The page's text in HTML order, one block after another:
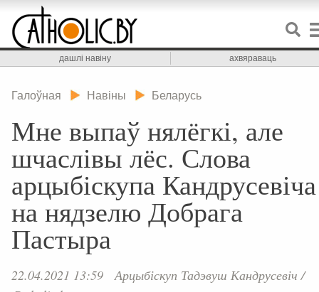
дашлі навіну ахвяраваць
Галоўная Навіны Беларусь
Мне выпаў нялёгкі, але
шчаслівы лёс. Слова
арцыбіскупа Кандрусевіча
на нядзелю Добрага
Пастыра
22.04.2021 13:59 Арцыбіскуп Тадэвуш Кандрусевіч /